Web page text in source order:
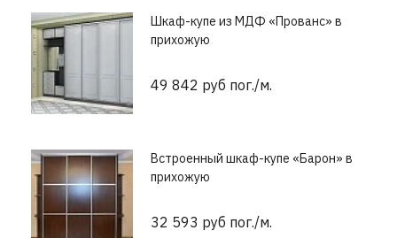
Шкаф-купе из МДФ «Прованс» в
прихожую
49 842 руб пог./м.
Встроенный шкаф-купе «Барон» в
прихожую
32 593 руб пог./м.